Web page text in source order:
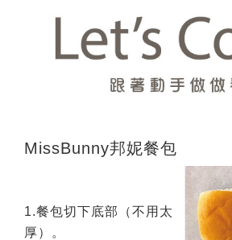
MissBunny邦妮餐包
1.餐包切下底部（不用太
厚）。